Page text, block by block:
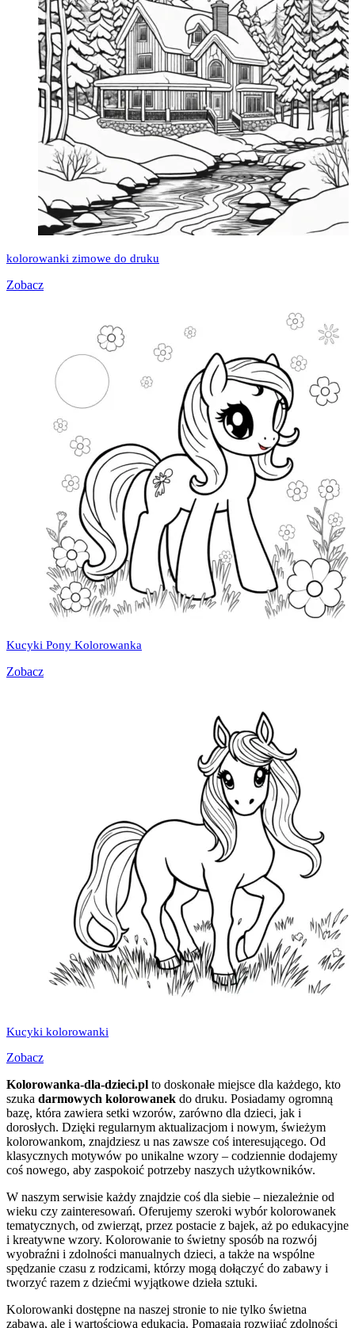
kolorowanki zimowe do druku
Zobacz
Kucyki Pony Kolorowanka
Zobacz
Kucyki kolorowanki
Zobacz
Kolorowanka-dla-dzieci.pl to doskonałe miejsce dla każdego, kto
szuka darmowych kolorowanek do druku. Posiadamy ogromną
bazę, która zawiera setki wzorów, zarówno dla dzieci, jak i
dorosłych. Dzięki regularnym aktualizacjom i nowym, świeżym
kolorowankom, znajdziesz u nas zawsze coś interesującego. Od
klasycznych motywów po unikalne wzory – codziennie dodajemy
coś nowego, aby zaspokoić potrzeby naszych użytkowników.
W naszym serwisie każdy znajdzie coś dla siebie – niezależnie od
wieku czy zainteresowań. Oferujemy szeroki wybór kolorowanek
tematycznych, od zwierząt, przez postacie z bajek, aż po edukacyjne
i kreatywne wzory. Kolorowanie to świetny sposób na rozwój
wyobraźni i zdolności manualnych dzieci, a także na wspólne
spędzanie czasu z rodzicami, którzy mogą dołączyć do zabawy i
tworzyć razem z dziećmi wyjątkowe dzieła sztuki.
Kolorowanki dostępne na naszej stronie to nie tylko świetna
zabawa, ale i wartościowa edukacja. Pomagają rozwijać zdolności